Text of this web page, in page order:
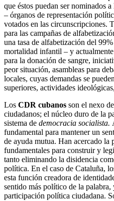
que éstos puedan ser nominados
– órganos de representación
votados en las circunscripciones.
para las campañas de
una tasa de alfabetización del
mortalidad infantil – y
para la donación de sangre,
peor situación, asambleas para
locales, cuyas demandas se
superiores, actividades
Los CDR cubanos son el nexo
ciudadanos; el núcleo duro de la
sistema de democracia socialista.
fundamental para mantener un
de ayuda mutua. Han acercado la
fundamentales para construir y
tanto eliminando la disidencia
política. En el caso de Cataluña,
esta función creadora de
sentido más político de la palabra,
participación política ciudadana.